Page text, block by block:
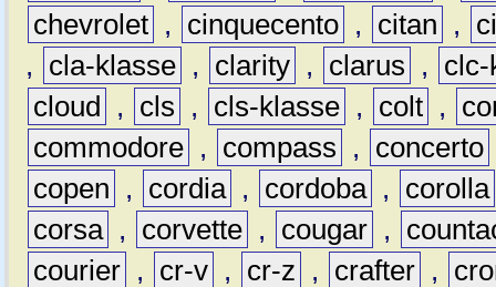
chevrolet , cinquecento , citan ,
,
cla-klasse , clarity , clarus ,
clc-
cloud
, cls , cls-klasse , colt ,
commodore , compass , concerto
copen
, cordia , cordoba ,
corolla
corsa , corvette , cougar ,
courier , cr-v , cr-z , crafter ,